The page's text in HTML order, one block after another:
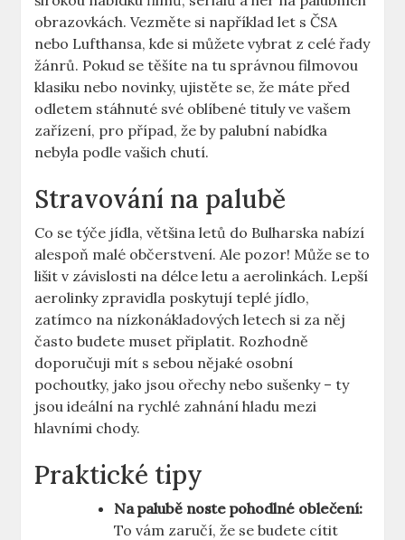
obrazovkách. Vezměte si například let s ČSA
nebo Lufthansa, kde si můžete vybrat z celé řady
žánrů. Pokud se těšíte na tu správnou filmovou
klasiku nebo novinky, ujistěte se, že máte před
odletem stáhnuté své oblíbené tituly ve vašem
zařízení, pro případ, že by palubní nabídka
nebyla podle vašich chutí.
Stravování na palubě
Co se týče jídla, většina letů do Bulharska nabízí
alespoň malé občerstvení. Ale pozor! Může se to
lišit v závislosti na délce letu a aerolinkách. Lepší
aerolinky zpravidla poskytují teplé jídlo,
zatímco na nízkonákladových letech si za něj
často budete muset připlatit. Rozhodně
doporučuji mít s sebou nějaké osobní
pochoutky, jako jsou ořechy nebo sušenky – ty
jsou ideální na rychlé zahnání hladu mezi
hlavními chody.
Praktické tipy
Na palubě noste pohodlné oblečení:
To vám zaručí, že se budete cítit